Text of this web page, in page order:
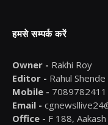
हमसे सम्पर्क करें
Owner - Rakhi Roy
Editor - Rahul Shende
Mobile - 7089782411
Email -
Office - F 188,